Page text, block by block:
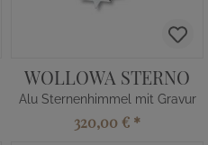
WOLLOWA STERNO
Alu Sternenhimmel mit Gravur
320,00 € *